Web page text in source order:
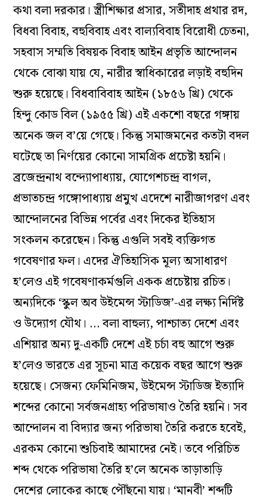
কথা বলা দরকার। স্ত্রীশিক্ষার প্রসার, সতীদাহ প্রথার রদ,
বিধবা বিবাহ, বহুবিবাহ এবং বাল্যবিবাহ বিরোধী চেতনা,
সহবাস সম্মতি বিষয়ক বিবাহ আইন প্রভৃতি আন্দোলন
থেকে বোঝা যায় যে, নারীর স্বাধিকারের লড়াই বহুদিন
শুরু হয়েছে। বিধবাবিবাহ আইন (১৮৫৬ খ্রি) থেকে
হিন্দু কোড বিল (১৯৫৫ খ্রি) এই একশো বছরে গঙ্গায়
অনেক জল ব’য়ে গেছে। কিন্তু সমাজমনের কতটা বদল
ঘটেছে তা নির্ণয়ের কোনো সামগ্রিক প্রচেষ্টা হয়নি।
ব্রজেন্দ্রনাথ বন্দ্যোপাধ্যায়, যোগেশচন্দ্র বাগল,
প্রভাতচন্দ্র গঙ্গোপাধ্যায় প্রমুখ এদেশে নারীজাগরণ এবং
আন্দোলনের বিভিন্ন পর্বের এবং দিকের ইতিহাস
সংকলন করেছেন। কিন্তু এগুলি সবই ব্যক্তিগত
গবেষণার ফল। এদের ঐতিহাসিক মূল্য অসাধারণ
হ’লেও এই গবেষণাকর্মগুলি একক প্রচেষ্টায় রচিত।
অন্যদিকে ‘স্কুল অব উইমেন্স স্টাডিজ’-এর লক্ষ্য নির্দিষ্ট
ও উদ্যোগ যৌথ। … বলা বাহুল্য, পাশ্চাত্য দেশে এবং
এশিয়ার অন্য দু-একটি দেশে এই চর্চা বহু আগে শুরু
হ’লেও ভারতে এর সূচনা মাত্র কয়েক বছর আগে শুরু
হয়েছে। সেজন্য ফেমিনিজম, উইমেন্স স্টাডিজ ইত্যাদি
শব্দের কোনো সর্বজনগ্রাহ্য পরিভাষাও তৈরি হয়নি। সব
আন্দোলন বা বিদ্যার জন্য পরিভাষা তৈরি করতে হবেই,
এরকম কোনো শুচিবাই আমাদের নেই। তবে পরিচিত
শব্দ থেকে পরিভাষা তৈরি হ’লে অনেক তাড়াতাড়ি
দেশের লোকের কাছে পৌঁছনো যায়। ‘মানবী’ শব্দটি